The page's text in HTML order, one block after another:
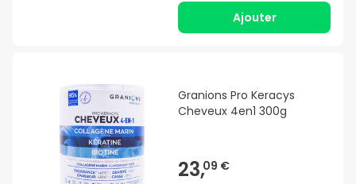
Ajouter
Granions Pro Keracys
Cheveux 4en1 300g
23,09 €